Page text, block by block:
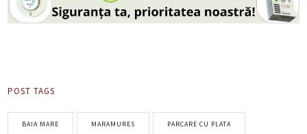
POST TAGS
BAIA MARE MARAMURES PARCARE CU PLATA